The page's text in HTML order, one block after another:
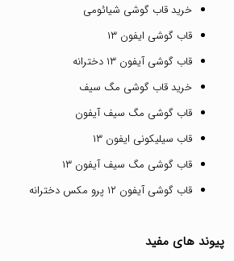
خرید قاب گوشی شیائومی
قاب گوشی ایفون ۱۳
قاب گوشی آیفون ۱۳ دخترانه
خرید قاب گوشی مگ سیف
قاب گوشی مگ سیف آیفون
قاب سیلیکونی ایفون ۱۳
قاب گوشی مگ سیف آیفون ۱۳
قاب گوشی آیفون ۱۲ پرو مکس دخترانه
پیوند های مفید